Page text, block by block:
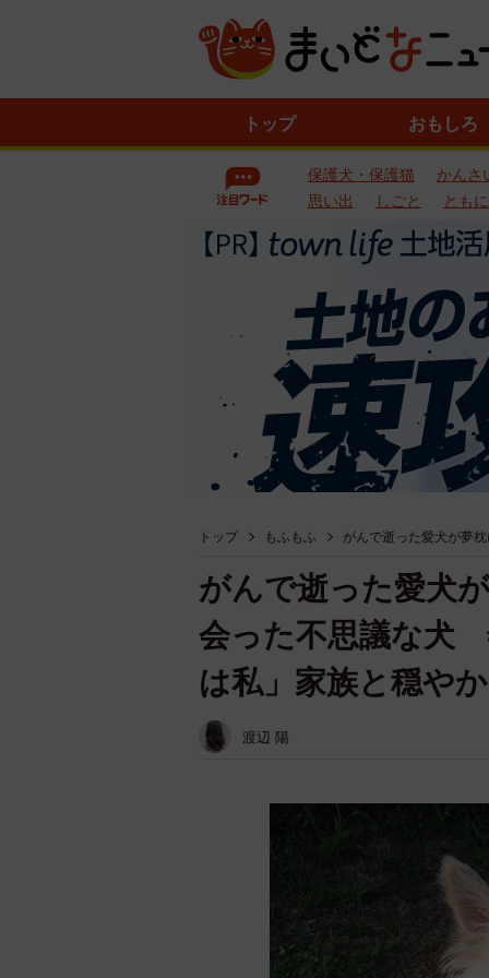
トップ おもしろ
保護犬・保護猫
かんさ
思い出
しごと とも
トップ もふもふ がんで逝った愛犬が夢
がんで逝った愛犬
会った不思議な犬
は私」家族と穏や
渡辺 陽